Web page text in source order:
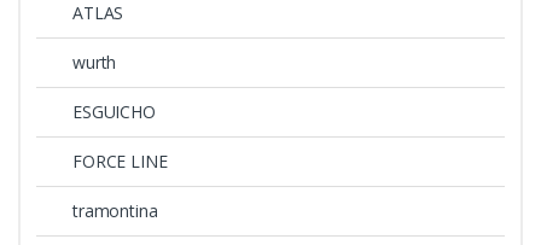
ATLAS
wurth
ESGUICHO
FORCE LINE
tramontina